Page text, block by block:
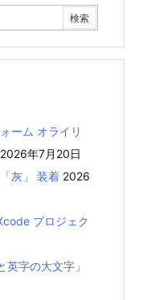
ーム オライリ
2026年7月20日
灰」 装着 2026
プロジェク
字の大文字」